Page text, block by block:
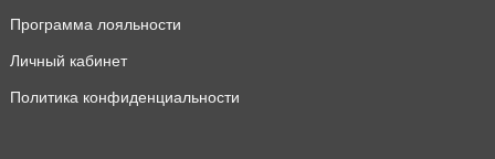
Программа лояльности
Личный кабинет
Политика конфиденциальности